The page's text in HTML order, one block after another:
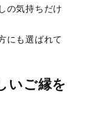
の気持ちだけ
にも選ばれて
いご縁を